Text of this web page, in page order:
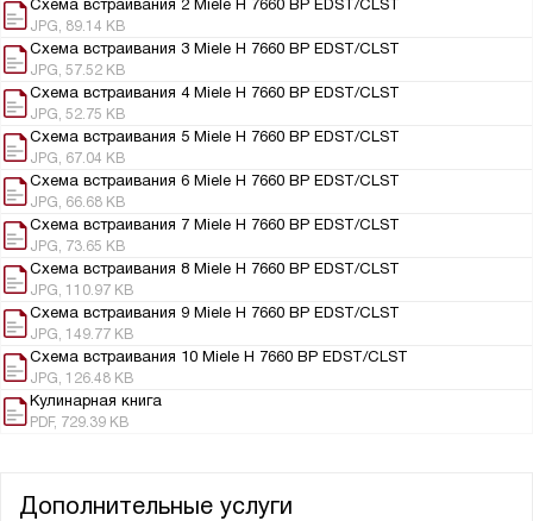
Схема встраивания 2 Miele H 7660 BP EDST/CLST
JPG, 89.14 KB
Схема встраивания 3 Miele H 7660 BP EDST/CLST
JPG, 57.52 KB
Схема встраивания 4 Miele H 7660 BP EDST/CLST
JPG, 52.75 KB
Схема встраивания 5 Miele H 7660 BP EDST/CLST
JPG, 67.04 KB
Схема встраивания 6 Miele H 7660 BP EDST/CLST
JPG, 66.68 KB
Схема встраивания 7 Miele H 7660 BP EDST/CLST
JPG, 73.65 KB
Схема встраивания 8 Miele H 7660 BP EDST/CLST
JPG, 110.97 KB
Схема встраивания 9 Miele H 7660 BP EDST/CLST
JPG, 149.77 KB
Схема встраивания 10 Miele H 7660 BP EDST/CLST
JPG, 126.48 KB
Кулинарная книга
PDF, 729.39 KB
Дополнительные услуги